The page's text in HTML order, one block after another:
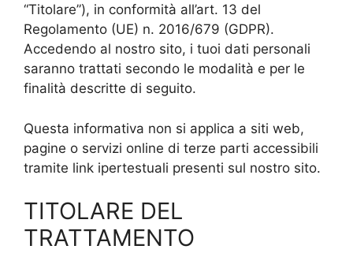
“Titolare”), in conformità all’art. 13 del
Regolamento (UE) n. 2016/679 (GDPR).
Accedendo al nostro sito, i tuoi dati personali
saranno trattati secondo le modalità e per le
finalità descritte di seguito.
Questa informativa non si applica a siti web,
pagine o servizi online di terze parti accessibili
tramite link ipertestuali presenti sul nostro sito.
TITOLARE DEL
TRATTAMENTO